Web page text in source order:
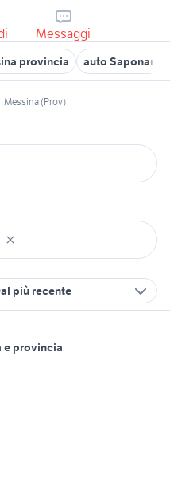
Messaggi
provincia auto Saponara
Messina (Prov)
più recente
e provincia